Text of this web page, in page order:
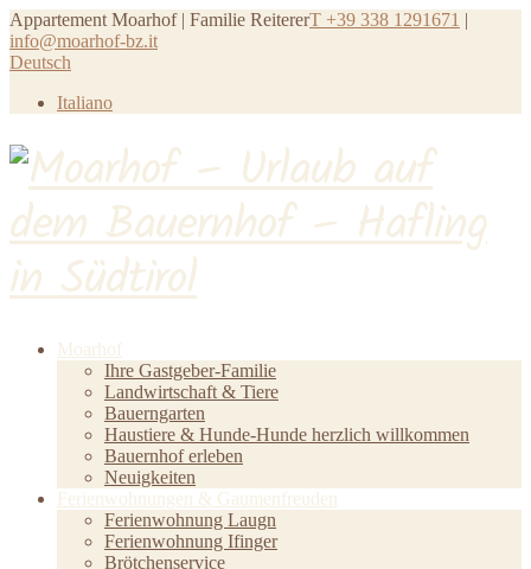
Appartement Moarhof | Familie ReitererT +39 338 1291671 |
info@moarhof-bz.it
Deutsch
Italiano
Moarhof
Ihre Gastgeber-Familie
Landwirtschaft & Tiere
Bauerngarten
Haustiere & Hunde-Hunde herzlich willkommen
Bauernhof erleben
Neuigkeiten
Ferienwohnungen & Gaumenfreuden
Ferienwohnung Laugn
Ferienwohnung Ifinger
Brötchenservice